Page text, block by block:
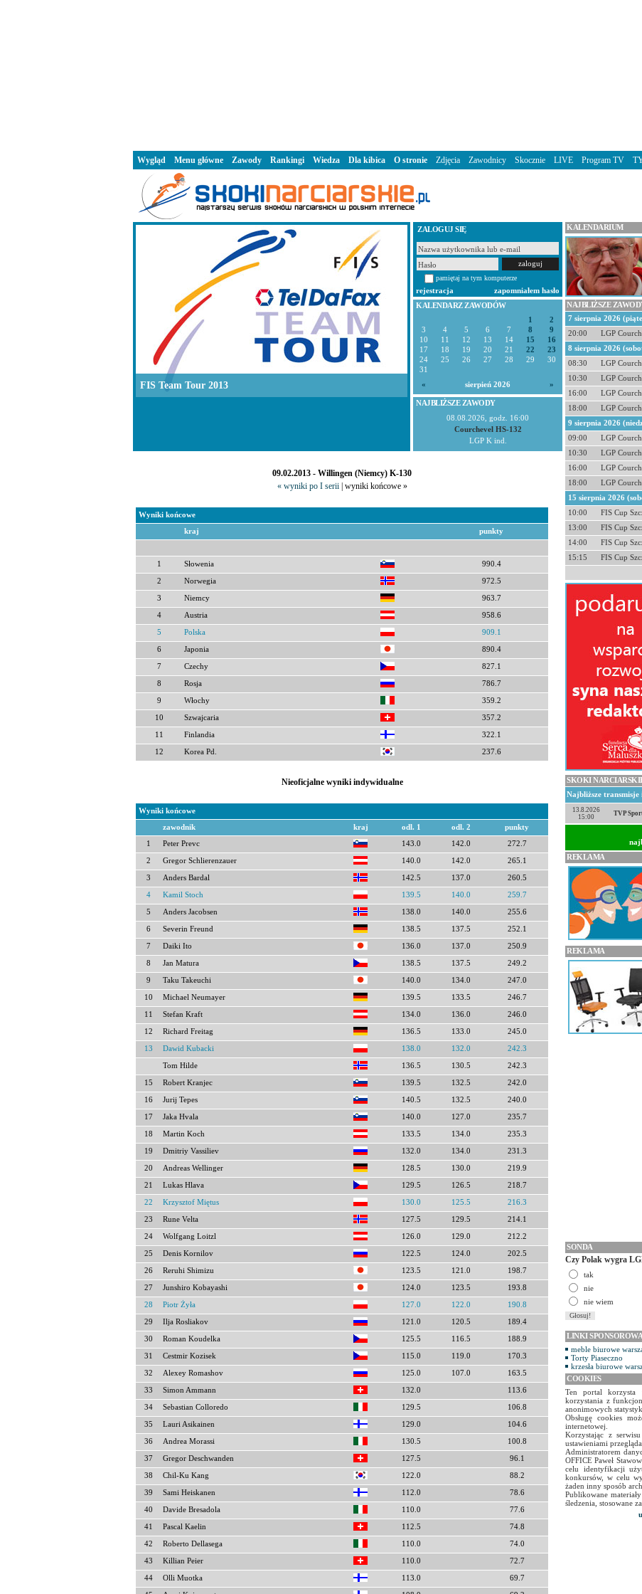
ZALOGUJ SIĘ
pamiętaj na tym komputerze
rejestracja
zapomniałem hasło
KALENDARZ ZAWODÓW
1
2
3
4 5 6 7 8
9
10
11 12 13 14 15
16
17
18 19 20 21 22
23
24
25 26 27 28 29
30
31
«
sierpień 2026 »
NAJBLIŻSZE ZAWODY
08.08.2026, godz. 16:00
Courchevel HS-132
LGP K ind.
09.02.2013 - Willingen (Niemcy) K-130
« wyniki po I serii| wyniki końcowe »
Wyniki końcowe
kraj punkty
1 Słowenia 990.4
2 Norwegia 972.5
3 Niemcy 963.7
4 Austria 958.6
5 Polska 909.1
6 Japonia 890.4
7 Czechy 827.1
8 Rosja 786.7
9 Włochy 359.2
10 Szwajcaria 357.2
11 Finlandia 322.1
12 Korea Pd. 237.6
Nieoficjalne wyniki indywidualne
Wyniki końcowe
zawodnik kraj odl. 1 odl. 2 punkty
1 Peter Prevc 143.0 142.0 272.7
2 Gregor Schlierenzauer 140.0 142.0 265.1
3 Anders Bardal 142.5 137.0 260.5
4 Kamil Stoch 139.5 140.0 259.7
5 Anders Jacobsen 138.0 140.0 255.6
6 Severin Freund 138.5 137.5 252.1
7 Daiki Ito 136.0 137.0 250.9
8 Jan Matura 138.5 137.5 249.2
9 Taku Takeuchi 140.0 134.0 247.0
10 Michael Neumayer 139.5 133.5 246.7
11 Stefan Kraft 134.0 136.0 246.0
12 Richard Freitag 136.5 133.0 245.0
13 Dawid Kubacki 138.0 132.0 242.3
Tom Hilde 136.5 130.5 242.3
15 Robert Kranjec 139.5 132.5 242.0
16 Jurij Tepes 140.5 132.5 240.0
17 Jaka Hvala 140.0 127.0 235.7
18 Martin Koch 133.5 134.0 235.3
19 Dmitriy Vassiliev 132.0 134.0 231.3
20 Andreas Wellinger 128.5 130.0 219.9
21 Lukas Hlava 129.5 126.5 218.7
22 Krzysztof Miętus 130.0 125.5 216.3
23 Rune Velta 127.5 129.5 214.1
24 Wolfgang Loitzl 126.0 129.0 212.2
25 Denis Kornilov 122.5 124.0 202.5
26 Reruhi Shimizu 123.5 121.0 198.7
27 Junshiro Kobayashi 124.0 123.5 193.8
28 Piotr Żyła 127.0 122.0 190.8
29 Ilja Rosliakov 121.0 120.5 189.4
30 Roman Koudelka 125.5 116.5 188.9
31 Cestmir Kozisek 115.0 119.0 170.3
32 Alexey Romashov 125.0 107.0 163.5
33 Simon Ammann 132.0 113.6
34 Sebastian Colloredo 129.5 106.8
35 Lauri Asikainen 129.0 104.6
36 Andrea Morassi 130.5 100.8
37 Gregor Deschwanden 127.5 96.1
38 Chil-Ku Kang 122.0 88.2
39 Sami Heiskanen 112.0 78.6
40 Davide Bresadola 110.0 77.6
41 Pascal Kaelin 112.5 74.8
42 Roberto Dellasega 110.0 74.0
43 Killian Peier 110.0 72.7
44 Olli Muotka 113.0 69.7
FIS Team Tour 2013
KALENDARIUM
NAJBLIŻSZE
7 sierpnia 2026
20:00
LGP
8 sierpnia 2026
08:30
LGP
10:30
LGP
16:00
LGP
18:00
LGP
9 sierpnia 2026
09:00
LGP
10:30
LGP
16:00
LGP
18:00
LGP
15 sierpnia 2026
10:00
FIS Cup
13:00
FIS Cup
14:00
FIS Cup
15:15
FIS Cup
SKOKI
Najbliższe
13.8.2026
15:00
TVP
REKLAMA
REKLAMA
SONDA
Czy Polak wygra
tak
nie
nie wiem
LINKI
meble biurowe
Torty Piaseczno
krzesła biurowe
COOKIES
Ten portal korzysta
korzystania z
anonimowych statystyk.
Obsługę cookies
internetowej.
Korzystając z
ustawieniami
Administratorem
OFFICE Paweł
celu identyfikacji
konkursów, w celu
żaden inny sposób
Publikowane
śledzenia, stosowane
Wygląd Menu główne Zawody Rankingi Wiedza Dla kibica O stronie Zdjęcia Zawodnicy Skocznie LIVE Program TV